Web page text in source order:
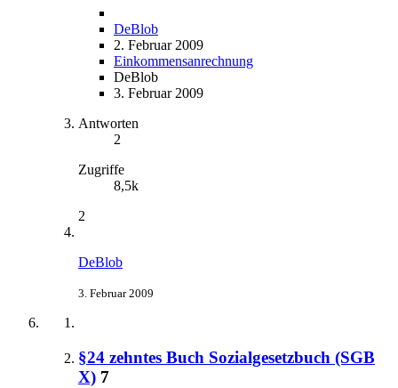
DeBlob
2. Februar 2009
Einkommensanrechnung
DeBlob
3. Februar 2009
Antworten
2
Zugriffe
8,5k
2
DeBlob
3. Februar 2009
§24 zehntes Buch Sozialgesetzbuch (SGB
X) 7